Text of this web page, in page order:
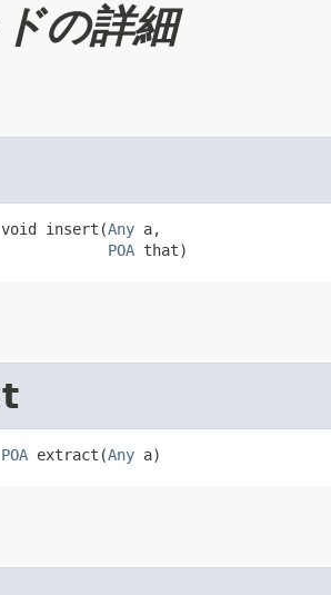
の詳細
insert​(Any a,
POA that)
POA extract​(Any a)